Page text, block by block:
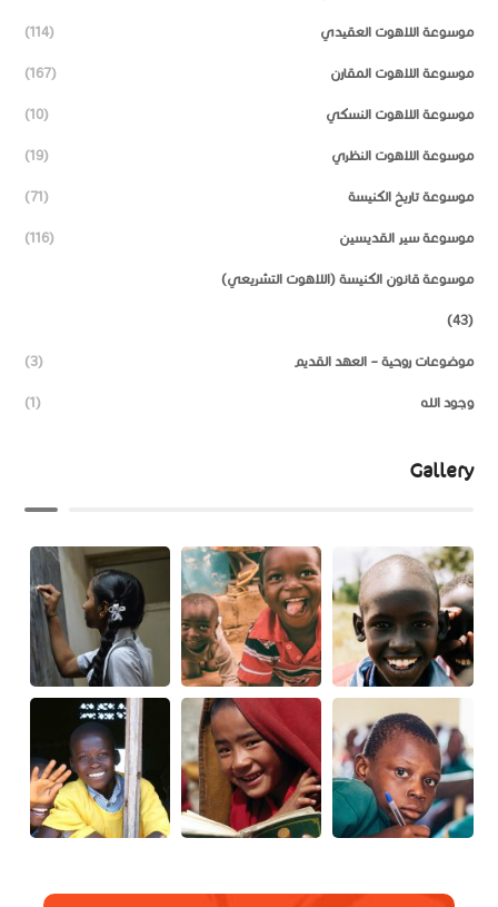
موسوعة اللاهوت العقيدي (114)
موسوعة اللاهوت المقارن (167)
موسوعة اللاهوت النسكي (10)
موسوعة اللاهوت النظري (19)
موسوعة تاريخ الكنيسة (71)
موسوعة سير القديسين (116)
موسوعة قانون الكنيسة (اللاهوت التشريعي)
(43)
موضوعات روحية – العهد القديم (3)
وجود الله (1)
Gallery